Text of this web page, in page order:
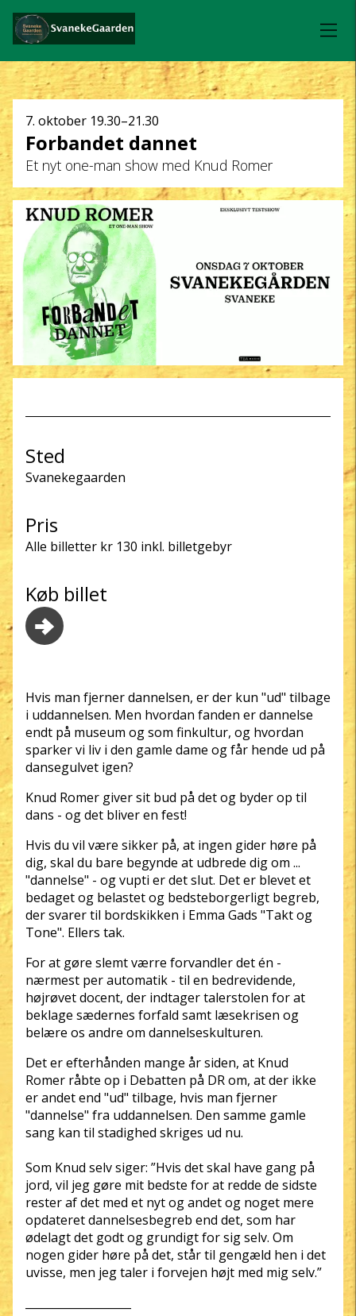
Dato
og
klokkeslæt
7. oktober 19.30–21.30
Forbandet dannet
Et nyt one-man show med Knud Romer
Hvis man fjerner dannelsen, er der kun "ud" tilbage
i uddannelsen. Men hvordan fanden er dannelse
endt på museum og som finkultur, og hvordan
sparker vi liv i den gamle dame og får hende ud på
dansegulvet igen?
Knud Romer giver sit bud på det og byder op til
dans - og det bliver en fest!
Hvis du vil være sikker på, at ingen gider høre på
dig, skal du bare begynde at udbrede dig om ...
"dannelse" - og vupti er det slut. Det er blevet et
bedaget og belastet og bedsteborgerligt begreb,
der svarer til bordskikken i Emma Gads "Takt og
Tone". Ellers tak.
For at gøre slemt værre forvandler det én -
nærmest per automatik - til en bedrevidende,
højrøvet docent, der indtager talerstolen for at
beklage sædernes forfald samt læsekrisen og
belære os andre om dannelseskulturen.
Det er efterhånden mange år siden, at Knud
Romer råbte op i Debatten på DR om, at der ikke
er andet end "ud" tilbage, hvis man fjerner
"dannelse" fra uddannelsen. Den samme gamle
sang kan til stadighed skriges ud nu.
Som Knud selv siger: ”Hvis det skal have gang på
jord, vil jeg gøre mit bedste for at redde de sidste
rester af det med et nyt og andet og noget mere
opdateret dannelsesbegreb end det, som har
ødelagt det godt og grundigt for sig selv. Om
nogen gider høre på det, står til gengæld hen i det
uvisse, men jeg taler i forvejen højt med mig selv.”
Sted
Svanekegaarden
Pris
Alle billetter kr 130 inkl. billetgebyr
Køb billet